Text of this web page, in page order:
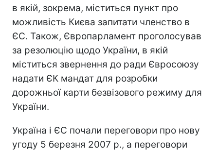
в якій, зокрема, міститься пункт про
можливість Києва запитати членство в
ЄС. Також, Європарламент проголосував
за резолюцію щодо України, в якій
міститься звернення до ради Євросоюзу
надати ЄК мандат для розробки
дорожньої карти безвізового режиму для
України.
Україна і ЄС почали переговори про нову
угоду 5 березня 2007 р., а переговори